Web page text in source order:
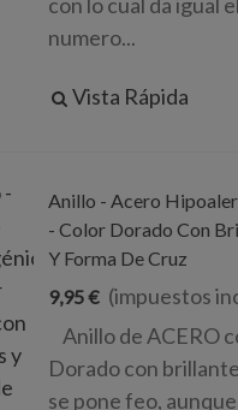
numero...
Vista Rápida
Anillo - Acero
- Color Dorado Con
Y Forma De Cruz
9,95 € (impuestos
Anillo de ACERO
Dorado con
se pone feo, aunque